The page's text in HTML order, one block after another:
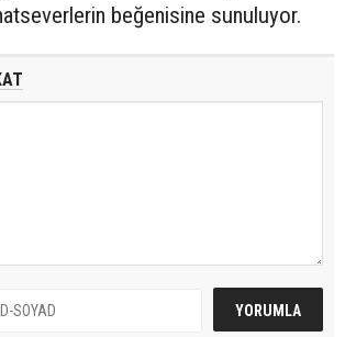
beğenisine sunuluyor.